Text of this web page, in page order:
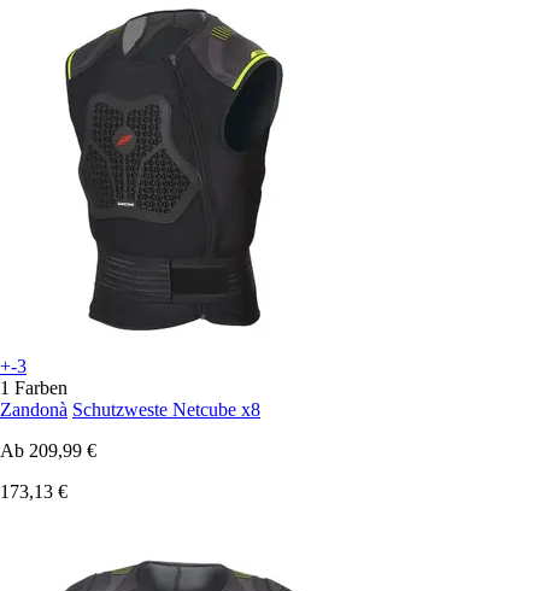
+-3
1 Farben
Zandonà Schutzweste Netcube x8
Ab 209,99 €
173,13 €